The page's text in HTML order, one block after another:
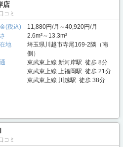
店
コミ
(税込)
11,880円/月～40,920円/月
2.6m²～13.3m²
地
埼玉県川越市寺尾169-2隣（南
側）
東武東上線 新河岸駅 徒歩 8分
東武東上線 上福岡駅 徒歩 21分
東武東上線 川越駅 徒歩 38分
コミ